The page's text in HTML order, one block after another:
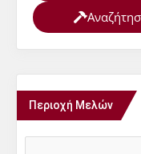
Περιοχή Μελών